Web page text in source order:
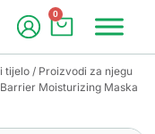
0
tijelo / Proizvodi za njegu
Moisturizing Maska